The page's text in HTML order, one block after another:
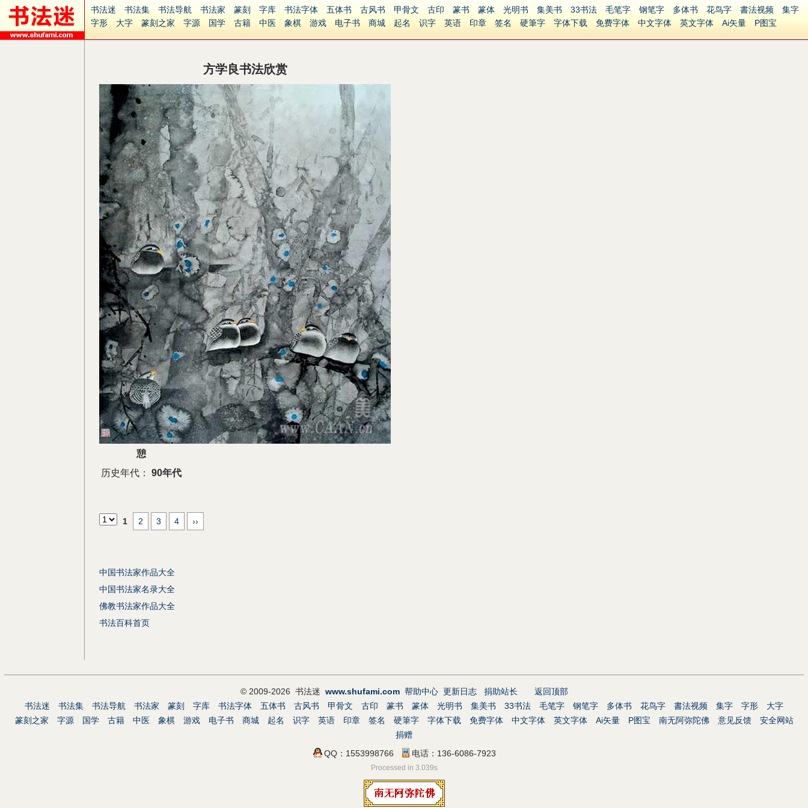
书法迷 书法集 书法导航 书法家 篆刻 字库 书法字体 五体书 古风书 甲骨文 古印 篆书 篆体 光明书 集美书 33书法 毛笔字 钢笔字 多体书 花鸟字 書法视频
集字
字形
大字 篆刻之家 字源 国学 古籍 中医 象棋 游戏 电子书 商城 起名 识字 英语 印章 签名 硬筆字 字体下载 免费字体 中文字体 英文字体 Ai矢量
P图宝
方学良书法欣赏
憩
历史年代：
90年代
1 2 3 4 ››
中国书法家作品大全
中国书法家名录大全
佛教书法家作品大全
书法百科首页
© 2009-2026 书法迷 www.shufami.com 帮助中心 更新日志 捐助站长
返回顶部
书法迷
书法集 书法导航 书法家 篆刻 字库 书法字体 五体书 古风书 甲骨文 古印 篆书 篆体 光明书 集美书 33书法 毛笔字 钢笔字 多体书 花鸟字 書法视频 集字 字形
大字
篆刻之家
字源 国学 古籍 中医 象棋 游戏 电子书 商城 起名 识字 英语 印章 签名 硬筆字 字体下载 免费字体 中文字体 英文字体 Ai矢量 P图宝 南无阿弥陀佛 意见反馈
安全网站
捐赠
QQ：1553998766
电话：136-6086-7923
Processed in 3.039s